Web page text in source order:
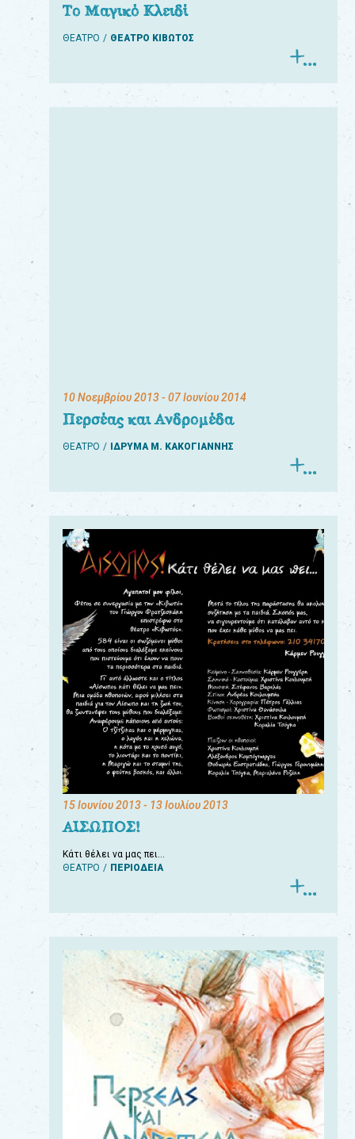
Το Μαγικό Κλειδί
ΘΕΑΤΡΟ ΘΕΑΤΡΟ ΚΙΒΩΤΟΣ
10 Νοεμβρίου 2013- 07 Ιουνίου 2014
Περσέας και Ανδρομέδα
ΘΕΑΤΡΟ ΙΔΡΥΜΑ Μ. ΚΑΚΟΓΙΑΝΝΗΣ
15 Ιουνίου 2013- 13 Ιουλίου 2013
ΑΙΣΩΠΟΣ!
Κάτι θέλει να μας πει…
ΘΕΑΤΡΟ
ΠΕΡΙΟΔΕΙΑ